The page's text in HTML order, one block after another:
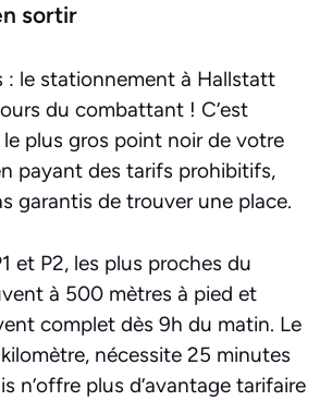
sortir
: le stationnement à Hallstatt
du combattant ! C’est
plus gros point noir de votre
payant des tarifs prohibitifs,
garantis de trouver une place.
et P2, les plus proches du
à 500 mètres à pied et
complet dès 9h du matin. Le
nécessite 25 minutes
n’offre plus d’avantage tarifaire